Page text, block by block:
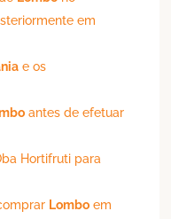
em
e os
antes de efetuar
Hortifruti para
Lombo em